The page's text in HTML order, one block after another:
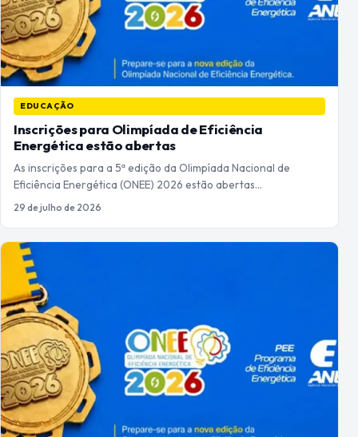
EDUCAÇÃO
Inscrições para Olimpíada de Eficiência
Energética estão abertas
As inscrições para a 5ª edição da Olimpíada Nacional de
Eficiência Energética (ONEE) 2026 estão abertas…
29 de julho de 2026